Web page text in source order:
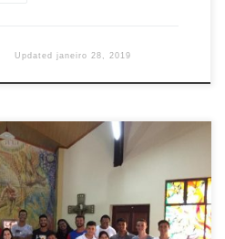
Updated janeiro 28, 2019